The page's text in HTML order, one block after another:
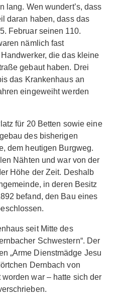
lang. Wen wundert’s, dass
daran haben, dass das
Februar seinen 110.
nämlich fast
die das kleine
gebaut haben. Drei
das Krankenhaus an
eingeweiht werden
für 20 Betten sowie eine
des bisherigen
dem heutigen Burgweg.
Nähten und war von der
Höhe der Zeit. Deshalb
in deren Besitz
befand, den Bau eines
seit Mitte des
Schwestern“. Der
„Arme Dienstmädge Jesu
Dernbach von
war – hatte sich der